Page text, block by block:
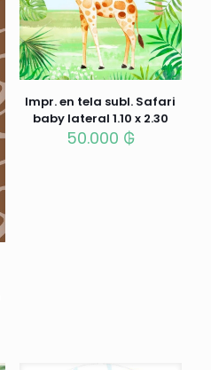
Impr. en tela subl. Safari
baby lateral 1.10 x 2.30
50.000 ₲